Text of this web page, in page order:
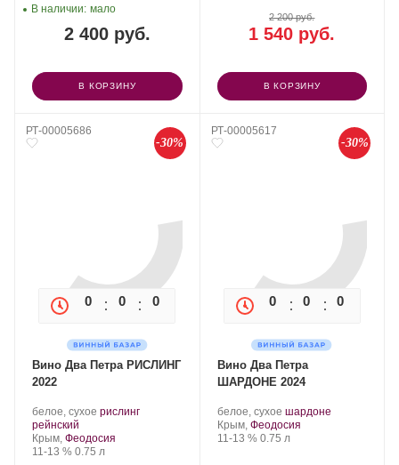
2 400 руб.
В наличии: мало
В КОРЗИНУ
1 540 руб.
2 200 руб.
В КОРЗИНУ
РТ-00005686
-30%
0 0 0
Вино Два Петра РИСЛИНГ
2022
Производитель:
Два
Петра.
белое, сухое .
винограда:
рислинг
рейнский
Регион:
Крым, Феодосия
Крепость
11-13 %. Объем
0.75 л
РТ-00005617
-30%
0 0 0
Вино Два Петра
ШАРДОНЕ 2024
Производитель:
Два
Петра.
белое, сухое .
Сорт
винограда:
шардоне.
Регион:
Крым, Феодосия
Крепость
11-13 %. Объем
0.75 л